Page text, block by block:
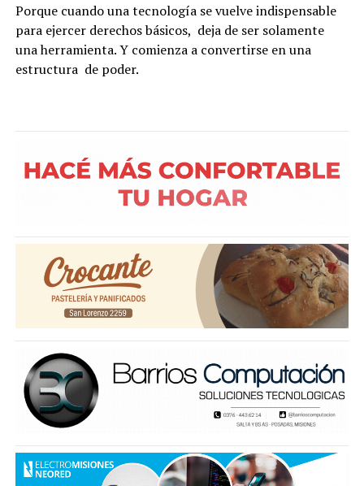
Porque cuando una tecnología se vuelve indispensable
para ejercer derechos básicos, deja de ser solamente
una herramienta. Y comienza a convertirse en una
estructura de poder.